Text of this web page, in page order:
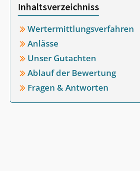
Inhaltsverzeichniss
Wertermittlungsverfahren
Anlässe
Unser Gutachten
Ablauf der Bewertung
Fragen & Antworten